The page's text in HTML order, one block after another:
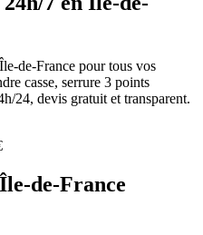
de-France pour tous vos
casse, serrure 3 points
24, devis gratuit et transparent.
de-France